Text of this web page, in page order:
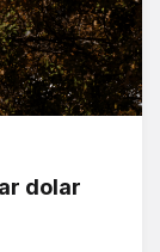
dolar